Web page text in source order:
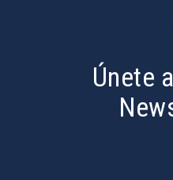
Únete